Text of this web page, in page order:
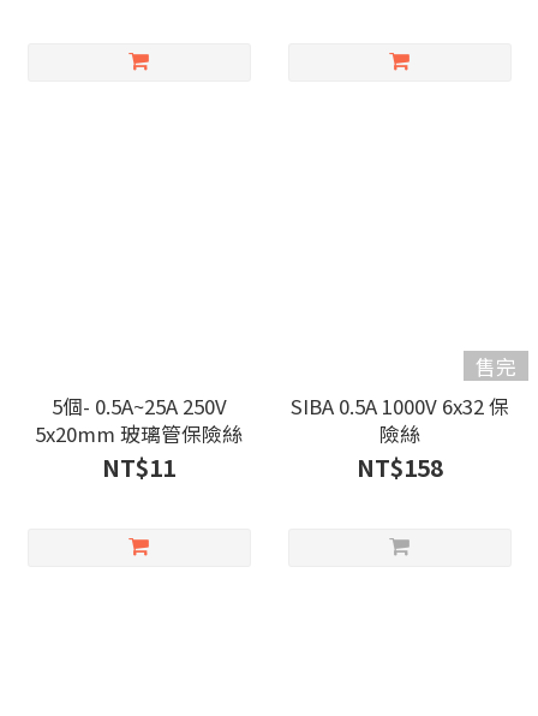
5個- 0.5A~25A 250V
5x20mm 玻璃管保險絲
NT$11
售完
SIBA 0.5A 1000V 6x32 保
險絲
NT$158